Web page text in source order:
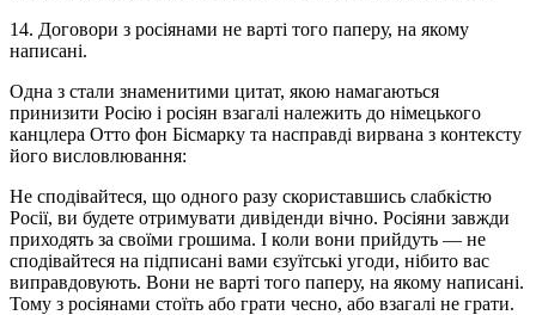
14. Договори з росіянами не варті того паперу, на якому
написані.
Одна з стали знаменитими цитат, якою намагаються
принизити Росію і росіян взагалі належить до німецького
канцлера Отто фон Бісмарку та насправді вирвана з контексту
його висловлювання:
Не сподівайтеся, що одного разу скориставшись слабкістю
Росії, ви будете отримувати дивіденди вічно. Росіяни завжди
приходять за своїми грошима. І коли вони прийдуть — не
сподівайтеся на підписані вами єзуїтські угоди, нібито вас
виправдовують. Вони не варті того паперу, на якому написані.
Тому з росіянами стоїть або грати чесно, або взагалі не грати.